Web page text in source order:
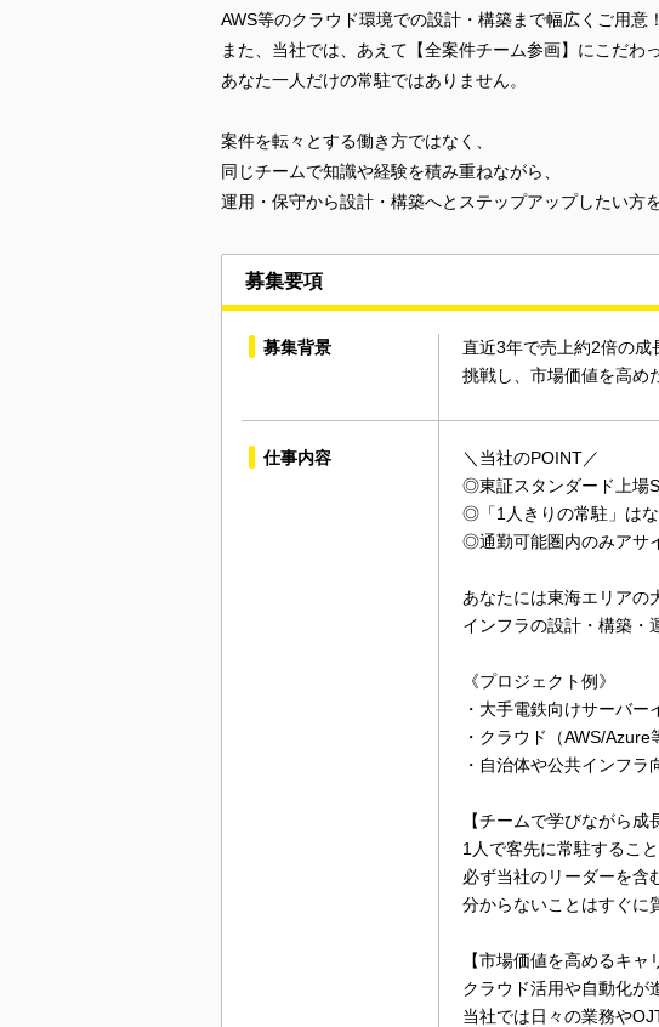
AWS等のクラウド環境での設計・構築まで幅広くご用意！
また、当社では、あえて【全案件チーム参画】にこだわ
あなた一人だけの常駐ではありません。
案件を転々とする働き方ではなく、
同じチームで知識や経験を積み重ねながら、
運用・保守から設計・構築へとステップアップしたい方
募集要項
募集背景
直近3年で売上約2倍の成
挑戦し、市場価値を高め
仕事内容
＼当社のPOINT／
◎東証スタンダード上場
◎「1人きりの常駐」は
◎通勤可能圏内のみアサ
あなたには東海エリアの
インフラの設計・構築・
《プロジェクト例》
・大手電鉄向けサーバ
・クラウド（AWS/
・自治体や公共インフ
【チームで学びながら成
1人で客先に常駐すること
必ず当社のリーダーを含
分からないことはすぐに
【市場価値を高めるキャ
クラウド活用や自動化が
当社では日々の業務や